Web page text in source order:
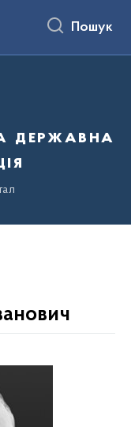
Пошук
державна